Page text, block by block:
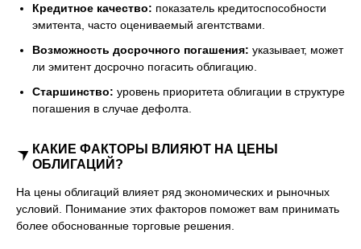
Кредитное качество: показатель кредитоспособности
эмитента, часто оцениваемый агентствами.
Возможность досрочного погашения: указывает, может
ли эмитент досрочно погасить облигацию.
Старшинство: уровень приоритета облигации в структуре
погашения в случае дефолта.
КАКИЕ ФАКТОРЫ ВЛИЯЮТ НА ЦЕНЫ
ОБЛИГАЦИЙ?
На цены облигаций влияет ряд экономических и рыночных
условий. Понимание этих факторов поможет вам принимать
более обоснованные торговые решения.